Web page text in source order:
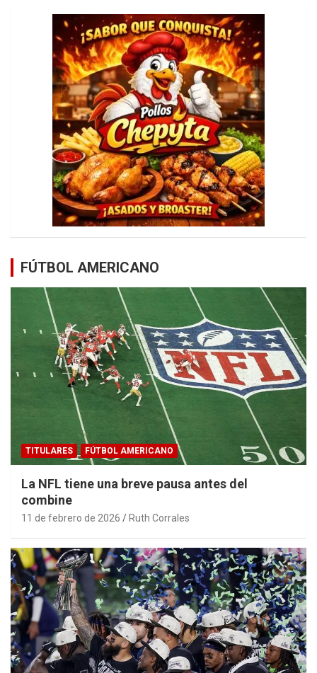
FÚTBOL AMERICANO
TITULARES FÚTBOL AMERICANO
La NFL tiene una breve pausa antes del
combine
11 de febrero de 2026 Ruth Corrales